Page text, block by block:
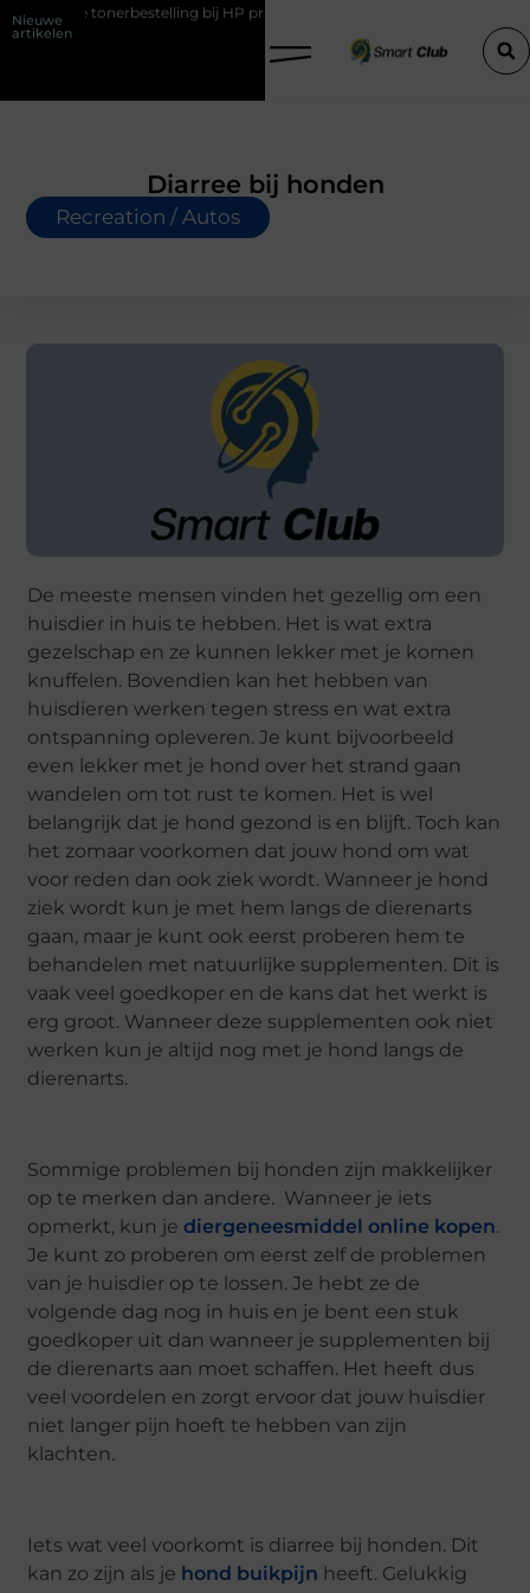
Nieuwe
artikelen
bij HP printers Onzichtbare sokken met maximaal
Diarree bij honden
Recreation / Autos
De meeste mensen vinden het gezellig om een
huisdier in huis te hebben. Het is wat extra
gezelschap en ze kunnen lekker met je komen
knuffelen. Bovendien kan het hebben van
huisdieren werken tegen stress en wat extra
ontspanning opleveren. Je kunt bijvoorbeeld
even lekker met je hond over het strand gaan
wandelen om tot rust te komen. Het is wel
belangrijk dat je hond gezond is en blijft. Toch kan
het zomaar voorkomen dat jouw hond om wat
voor reden dan ook ziek wordt. Wanneer je hond
ziek wordt kun je met hem langs de dierenarts
gaan, maar je kunt ook eerst proberen hem te
behandelen met natuurlijke supplementen. Dit is
vaak veel goedkoper en de kans dat het werkt is
erg groot. Wanneer deze supplementen ook niet
werken kun je altijd nog met je hond langs de
dierenarts.
Sommige problemen bij honden zijn makkelijker
op te merken dan andere. Wanneer je iets
opmerkt, kun jediergeneesmiddel online kopen.
Je kunt zo proberen om eerst zelf de problemen
van je huisdier op te lossen. Je hebt ze de
volgende dag nog in huis en je bent een stuk
goedkoper uit dan wanneer je supplementen bij
de dierenarts aan moet schaffen. Het heeft dus
veel voordelen en zorgt ervoor dat jouw huisdier
niet langer pijn hoeft te hebben van zijn
klachten.
Iets wat veel voorkomt is diarree bij honden. Dit
kan zo zijn als je hond buikpijn heeft. Gelukkig